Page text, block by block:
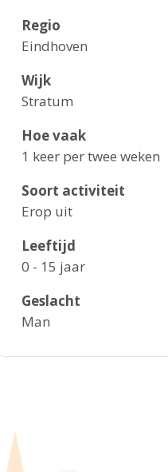
Regio
Eindhoven
Wijk
Stratum
Hoe vaak
1 keer per twee weken
Soort activiteit
Erop uit
Leeftijd
0 - 15 jaar
Geslacht
Man